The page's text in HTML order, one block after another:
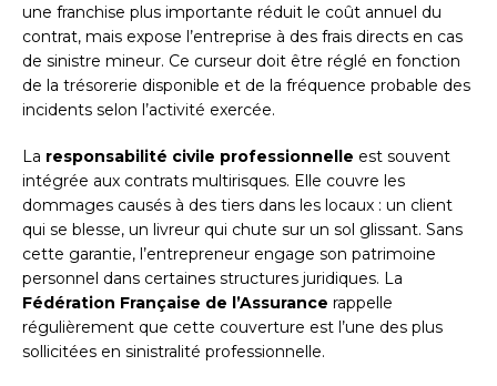
une franchise plus importante réduit le coût annuel du
contrat, mais expose l’entreprise à des frais directs en cas
de sinistre mineur. Ce curseur doit être réglé en fonction
de la trésorerie disponible et de la fréquence probable des
incidents selon l’activité exercée.
La responsabilité civile professionnelle est souvent
intégrée aux contrats multirisques. Elle couvre les
dommages causés à des tiers dans les locaux : un client
qui se blesse, un livreur qui chute sur un sol glissant. Sans
cette garantie, l’entrepreneur engage son patrimoine
personnel dans certaines structures juridiques. La
Fédération Française de l’Assurance rappelle
régulièrement que cette couverture est l’une des plus
sollicitées en sinistralité professionnelle.